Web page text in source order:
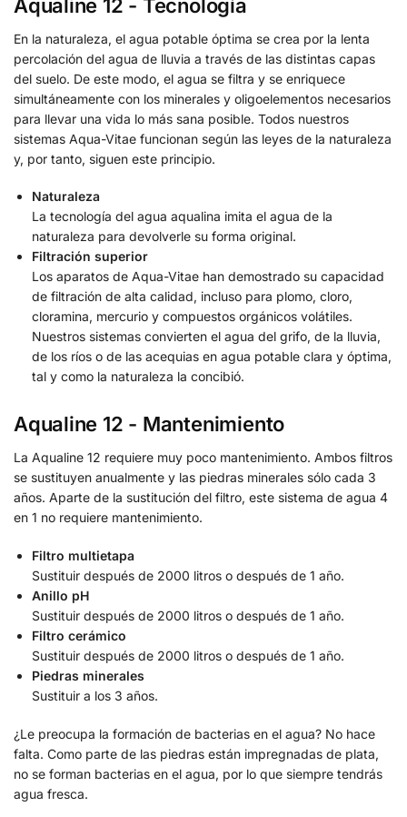
Aqualine 12 - Tecnología
En la naturaleza, el agua potable óptima se crea por la lenta
percolación del agua de lluvia a través de las distintas capas
del suelo. De este modo, el agua se filtra y se enriquece
simultáneamente con los minerales y oligoelementos necesarios
para llevar una vida lo más sana posible. Todos nuestros
sistemas Aqua-Vitae funcionan según las leyes de la naturaleza
y, por tanto, siguen este principio.
Naturaleza
La tecnología del agua aqualina imita el agua de la
naturaleza para devolverle su forma original.
Filtración superior
Los aparatos de Aqua-Vitae han demostrado su capacidad
de filtración de alta calidad, incluso para plomo, cloro,
cloramina, mercurio y compuestos orgánicos volátiles.
Nuestros sistemas convierten el agua del grifo, de la lluvia,
de los ríos o de las acequias en agua potable clara y óptima,
tal y como la naturaleza la concibió.
Aqualine 12 - Mantenimiento
La Aqualine 12 requiere muy poco mantenimiento. Ambos filtros
se sustituyen anualmente y las piedras minerales sólo cada 3
años. Aparte de la sustitución del filtro, este sistema de agua 4
en 1 no requiere mantenimiento.
Filtro multietapa
Sustituir después de 2000 litros o después de 1 año.
Anillo pH
Sustituir después de 2000 litros o después de 1 año.
Filtro cerámico
Sustituir después de 2000 litros o después de 1 año.
Piedras minerales
Sustituir a los 3 años.
¿Le preocupa la formación de bacterias en el agua? No hace
falta. Como parte de las piedras están impregnadas de plata,
no se forman bacterias en el agua, por lo que siempre tendrás
agua fresca.